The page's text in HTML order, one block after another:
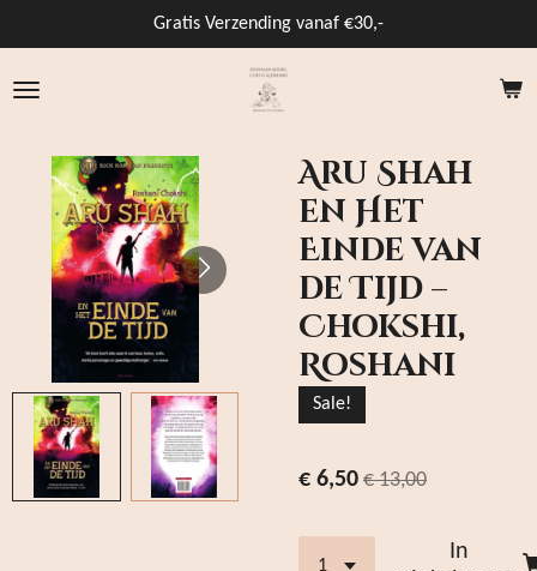
direct
naar
Gratis Verzending vanaf €30,-
Aru Shah
en Het
Einde van
de Tijd –
Chokshi,
Roshani
Sale!
€ 6,50 € 13,00
In